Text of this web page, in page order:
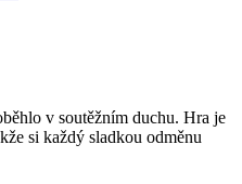
v soutěžním duchu. Hra je
si každý sladkou odměnu